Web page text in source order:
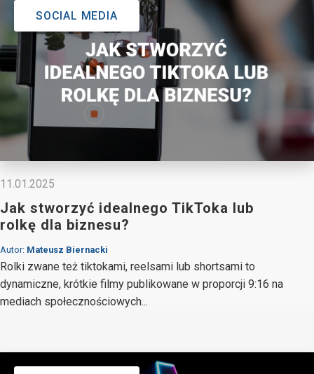
SOCIAL MEDIA
11.01.2025
Jak stworzyć idealnego TikToka lub
rolkę dla biznesu?
Autor: Mateusz Biernacki
Rolki zwane też tiktokami, reelsami lub shortsami to
dynamiczne, krótkie filmy publikowane w proporcji 9:16 na
mediach społecznościowych...